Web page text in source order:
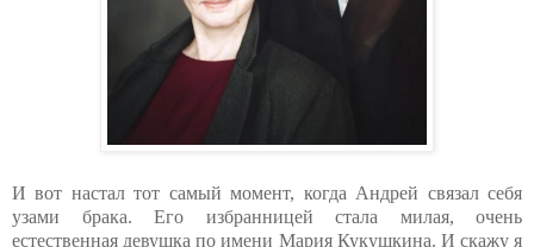
И вот настал тот самый момент, когда Андрей связал себя
узами брака. Его избранницей стала милая, очень
естественная девушка по имени Мария Кукушкина. И скажу я